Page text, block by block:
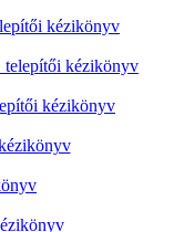
kézikönyv
kézikönyv
kézikönyv